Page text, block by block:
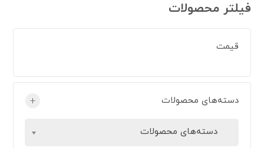
فیلتر محصولات
قیمت
دسته‌های محصولات +
دسته‌های محصولات